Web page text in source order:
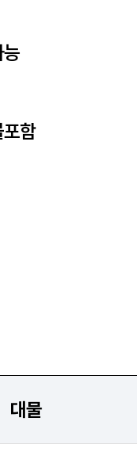
함
대물